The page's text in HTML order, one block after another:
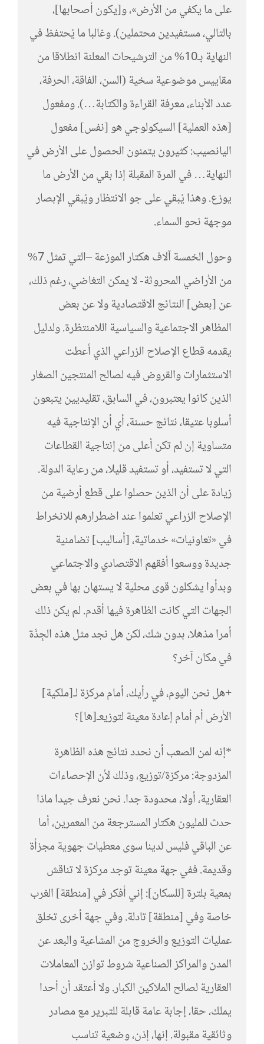
على ما يكفي من الأرض»، و[يكون أصحابها]،
بالتالي، مستفيدين محتملين). وغالبا ما يُحتفظ في
النهاية بـ10% من الترشيحات المعلنة انطلاقا من
مقاييس موضوعية سخية (السن، الفاقة، الحرفة،
عدد الأبناء، معرفة القراءة والكتابة…). ومفعول
[هذه العملية] السيكولوجي هو [نفس] مفعول
اليانصيب: كثيرون يتمنون الحصول على الأرض في
النهاية… في المرة المقبلة إذا بقي من الأرض ما
يوزع. وهذا يُبقي على جو الانتظار ويُبقي الإبصار
موجهة نحو السماء.
وحول الخمسة آلاف هكتار الموزعة –التي تمثل 7%
من الأراضي المحروثة- لا يمكن التغاضي، رغم ذلك،
عن [بعض] النتائج الاقتصادية ولا عن بعض
المظاهر الاجتماعية والسياسية اللامنتظرة. ولدليل
يقدمه قطاع الإصلاح الزراعي الذي أعطت
الاستثمارات والقروض فيه لصالح المنتجين الصغار
الذين كانوا يعتبرون، في السابق، تقليديين يتبعون
أسلوبا عتيقا، نتائج حسنة، أي أن الإنتاجية فيه
متساوية إن لم تكن أعلى من إنتاجية القطاعات
التي لا تستفيد، أو تستفيد قليلا، من رعاية الدولة.
زيادة على أن الذين حصلوا على قطع أرضية من
الإصلاح الزراعي تعلموا عند اضطرارهم للانخراط
في «تعاونيات» خدماتية، [أساليب] تضامنية
جديدة ووسعوا أفقهم الاقتصادي والاجتماعي
وبدأوا يشكلون قوى محلية لا يستهان بها في بعض
الجهات التي كانت الظاهرة فيها أقدم. لم يكن ذلك
أمرا مذهلا، بدون شك، لكن هل نجد مثل هذه الجِدَّة
في مكان آخر؟
+هل نحن اليوم، في رأيك، أمام مركزة لـ[ملكية]
الأرض أم أمام إعادة معينة لتوزيعـ[ها]؟
*إنه لمن الصعب أن نحدد نتائج هذه الظاهرة
المزدوجة: مركزة/توزيع، وذلك لأن الإحصاءات
العقارية، أولا، محدودة جدا. نحن نعرف جيدا ماذا
حدث للمليون هكتار المسترجعة من المعمرين، أما
عن الباقي فليس لدينا سوى معطيات جهوية مجزأة
وقديمة. ففي جهة معينة توجد مركزة لا تناقش
بمعية بلترة [للسكان]: إني أفكر في [منطقة] الغرب
خاصة وفي [منطقة] تادلة. وفي جهة أخرى تخلق
عمليات التوزيع والخروج من المشاعية والبعد عن
المدن والمراكز الصناعية شروط توازن المعاملات
العقارية لصالح الملاكين الكبار. ولا أعتقد أن أحدا
يملك، حقا، إجابة عامة قابلة للتبرير مع مصادر
وثائقية مقبولة. إنها، إذن، وضعية تناسب